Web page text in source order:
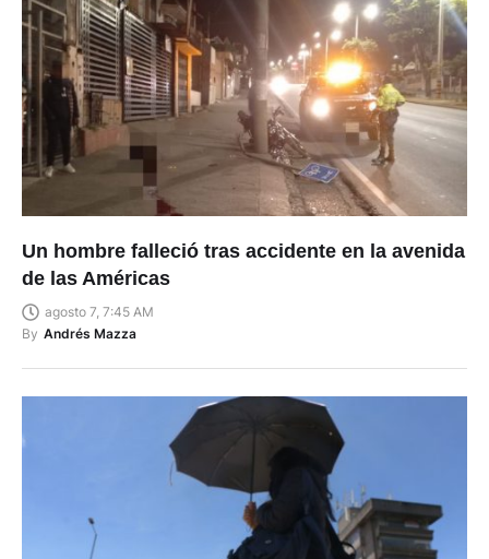
Un hombre falleció tras accidente en la avenida
de las Américas
agosto 7, 7:45 AM
By Andrés Mazza